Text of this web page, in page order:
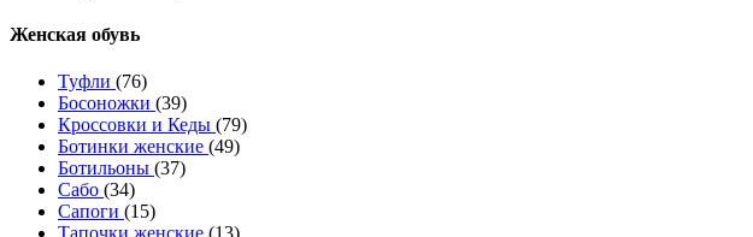
Женcкая обувь
Туфли (76)
Босоножки (39)
Кроссовки и Кеды (79)
Ботинки женские (49)
Ботильоны (37)
Сабо (34)
Сапоги (15)
Тапочки женские (13)